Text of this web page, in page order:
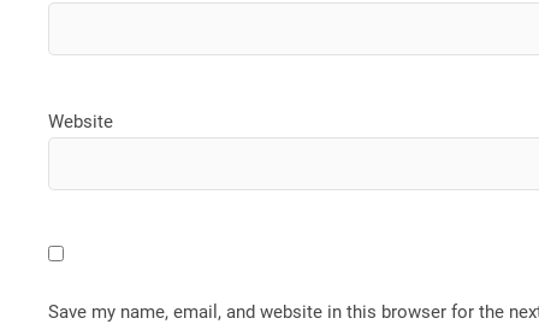
Website
Save my name, email, and website in this browser for the